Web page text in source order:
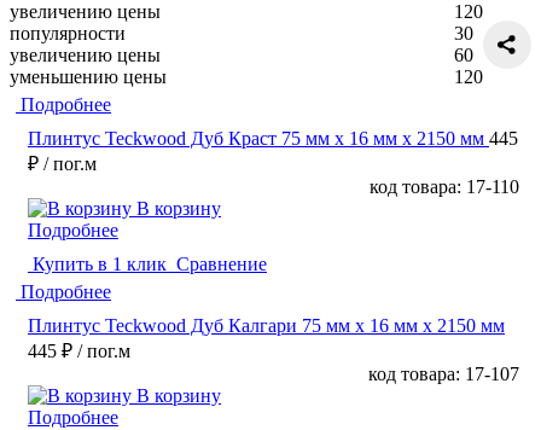
увеличению цены
популярности
увеличению цены
уменьшению цены
120
30
60
120
Подробнее
Плинтус Teckwood Дуб Краст 75 мм х 16 мм х 2150 мм 445
₽ / пог.м
код товара: 17-110
В корзину
Подробнее
Купить в 1 клик Сравнение
Подробнее
Плинтус Teckwood Дуб Калгари 75 мм х 16 мм х 2150 мм
445 ₽ / пог.м
код товара: 17-107
В корзину
Подробнее